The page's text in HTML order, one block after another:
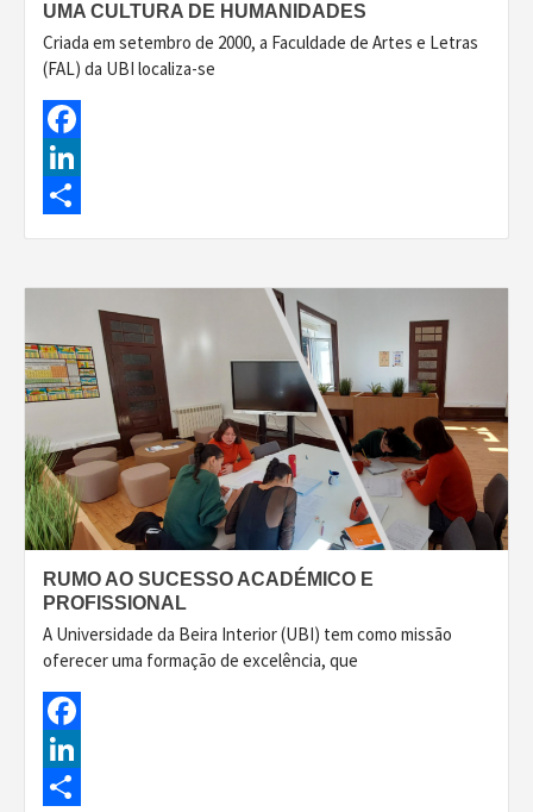
UMA CULTURA DE HUMANIDADES
Criada em setembro de 2000, a Faculdade de Artes e Letras
(FAL) da UBI localiza-se
Facebook
LinkedIn
Share
RUMO AO SUCESSO ACADÉMICO E
PROFISSIONAL
A Universidade da Beira Interior (UBI) tem como missão
oferecer uma formação de excelência, que
Facebook
LinkedIn